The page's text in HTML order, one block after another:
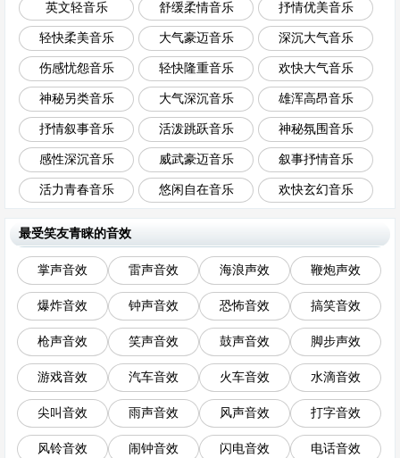
英文轻音乐 舒缓柔情音乐 抒情优美音乐
轻快柔美音乐 大气豪迈音乐 深沉大气音乐
伤感忧怨音乐 轻快隆重音乐 欢快大气音乐
神秘另类音乐 大气深沉音乐 雄浑高昂音乐
抒情叙事音乐 活泼跳跃音乐 神秘氛围音乐
感性深沉音乐 威武豪迈音乐 叙事抒情音乐
活力青春音乐 悠闲自在音乐 欢快玄幻音乐
最受笑友青睐的音效
掌声音效 雷声音效 海浪声效 鞭炮声效
爆炸音效 钟声音效 恐怖音效 搞笑音效
枪声音效 笑声音效 鼓声音效 脚步声效
游戏音效 汽车音效 火车音效 水滴音效
尖叫音效 雨声音效 风声音效 打字音效
风铃音效 闹钟音效 闪电音效 电话音效